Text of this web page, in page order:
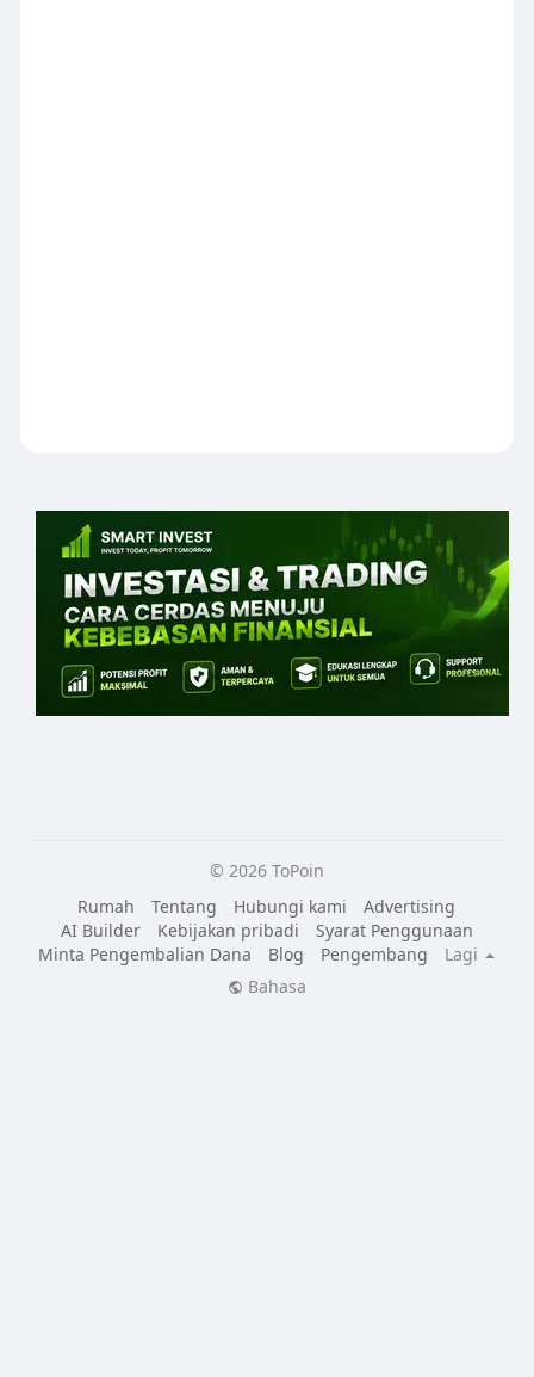
© 2026 ToPoin
Rumah
Tentang Hubungi kami
Advertising
AI Builder
Kebijakan pribadi
Syarat Penggunaan
Minta Pengembalian Dana
Blog Pengembang
Lagi
Bahasa